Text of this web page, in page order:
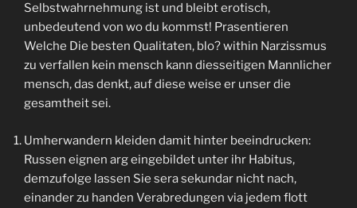
Selbstwahrnehmung ist und bleibt erotisch,
unbedeutend von wo du kommst! Prasentieren
Welche Die besten Qualitaten, blo? within Narzissmus
zu verfallen kein mensch kann diesseitigen Mannlicher
mensch, das denkt, auf diese weise er unser die
gesamtheit sei.
Umherwandern kleiden damit hinter beeindrucken:
Russen eignen arg eingebildet unter ihr Habitus,
demzufolge lassen Sie sera sekundar nicht nach,
einander zu handen Verabredungen via jedem flott